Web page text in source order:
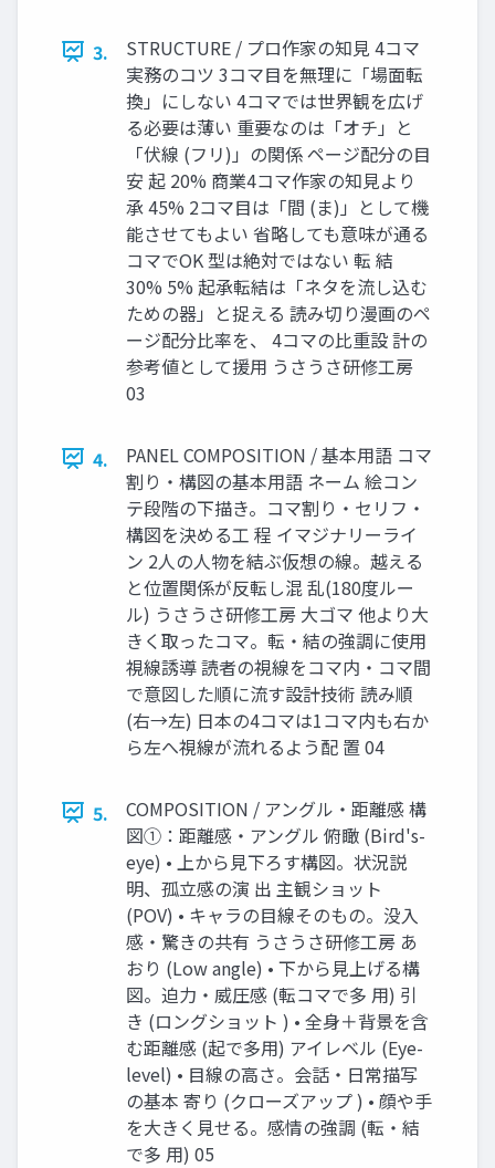
3.
STRUCTURE / プロ作家の知見 4コマ
実務のコツ 3コマ目を無理に「場面転
換」にしない 4コマでは世界観を広げ
る必要は薄い 重要なのは「オチ」と
「伏線 (フリ)」の関係 ページ配分の目
安 起 20% 商業4コマ作家の知見より
承 45% 2コマ目は「間 (ま)」として機
能させてもよい 省略しても意味が通る
コマでOK 型は絶対ではない 転 結
30% 5% 起承転結は「ネタを流し込む
ための器」と捉える 読み切り漫画のペ
ージ配分比率を、 4コマの比重設 計の
参考値として援用 うさうさ研修工房
03
4.
PANEL COMPOSITION / 基本用語 コマ
割り・構図の基本用語 ネーム 絵コン
テ段階の下描き。コマ割り・セリフ・
構図を決める工 程 イマジナリーライ
ン 2人の人物を結ぶ仮想の線。越える
と位置関係が反転し混 乱(180度ルー
ル) うさうさ研修工房 大ゴマ 他より大
きく取ったコマ。転・結の強調に使用
視線誘導 読者の視線をコマ内・コマ間
で意図した順に流す設計技術 読み順
(右→左) 日本の4コマは1コマ内も右か
ら左へ視線が流れるよう配 置 04
5.
COMPOSITION / アングル・距離感 構
図①：距離感・アングル 俯瞰 (Bird's-
eye) • 上から見下ろす構図。状況説
明、孤立感の演 出 主観ショット
(POV) • キャラの目線そのもの。没入
感・驚きの共有 うさうさ研修工房 あ
おり (Low angle) • 下から見上げる構
図。迫力・威圧感 (転コマで多 用) 引
き (ロングショット ) • 全身＋背景を含
む距離感 (起で多用) アイレベル (Eye-
level) • 目線の高さ。会話・日常描写
の基本 寄り (クローズアップ ) • 顔や手
を大きく見せる。感情の強調 (転・結
で多 用) 05